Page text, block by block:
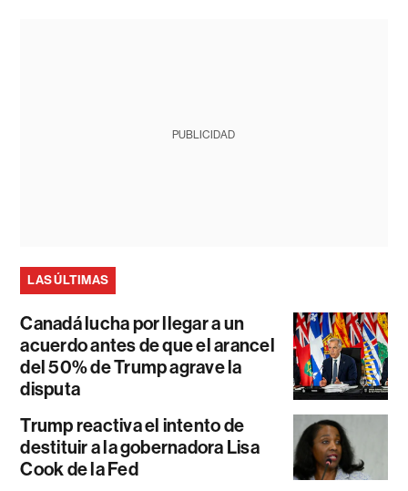
PUBLICIDAD
LAS ÚLTIMAS
Canadá lucha por llegar a un
acuerdo antes de que el arancel
del 50% de Trump agrave la
disputa
Trump reactiva el intento de
destituir a la gobernadora Lisa
Cook de la Fed